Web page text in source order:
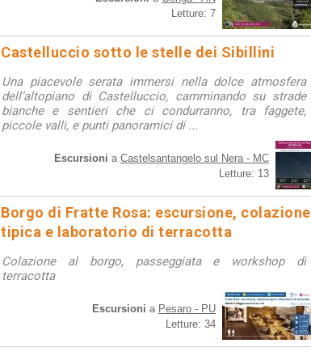
Letture: 7
Castelluccio sotto le stelle dei Sibillini
Una piacevole serata immersi nella dolce atmosfera
dell’altopiano di Castelluccio, camminando su strade
bianche e sentieri che ci condurranno, tra faggete,
piccole valli, e punti panoramici di ...
Escursioni a Castelsantangelo sul Nera - MC
Letture: 13
Borgo di Fratte Rosa: escursione, colazione
tipica e laboratorio di terracotta
Colazione al borgo, passeggiata e workshop di
terracotta
Escursioni a Pesaro - PU
Letture: 34